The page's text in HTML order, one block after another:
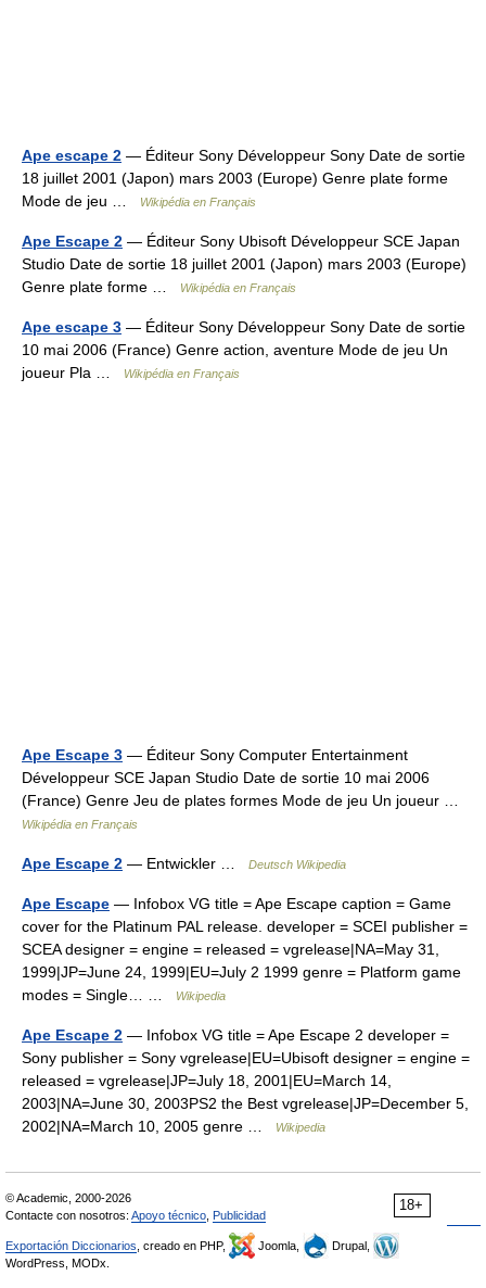
Ape escape 2 — Éditeur Sony Développeur Sony Date de sortie
18 juillet 2001 (Japon) mars 2003 (Europe) Genre plate forme
Mode de jeu …
Wikipédia en Français
Ape Escape 2 — Éditeur Sony Ubisoft Développeur SCE Japan
Studio Date de sortie 18 juillet 2001 (Japon) mars 2003 (Europe)
Genre plate forme …
Wikipédia en Français
Ape escape 3 — Éditeur Sony Développeur Sony Date de sortie
10 mai 2006 (France) Genre action, aventure Mode de jeu Un
joueur Pla …
Wikipédia en Français
Ape Escape 3 — Éditeur Sony Computer Entertainment
Développeur SCE Japan Studio Date de sortie 10 mai 2006
(France) Genre Jeu de plates formes Mode de jeu Un joueur …
Wikipédia en Français
Ape Escape 2 — Entwickler … Deutsch Wikipedia
Ape Escape — Infobox VG title = Ape Escape caption = Game
cover for the Platinum PAL release. developer = SCEI publisher =
SCEA designer = engine = released = vgrelease|NA=May 31,
1999|JP=June 24, 1999|EU=July 2 1999 genre = Platform game
modes = Single… …
Wikipedia
Ape Escape 2 — Infobox VG title = Ape Escape 2 developer =
Sony publisher = Sony vgrelease|EU=Ubisoft designer = engine =
released = vgrelease|JP=July 18, 2001|EU=March 14,
2003|NA=June 30, 2003PS2 the Best vgrelease|JP=December 5,
2002|NA=March 10, 2005 genre …
Wikipedia
18+
© Academic, 2000-2026
Contacte con nosotros: Apoyo técnico Publicidad
Exportación Diccionarios , creado en PHP, Joomla,
Drupal,
WordPress, MODx.